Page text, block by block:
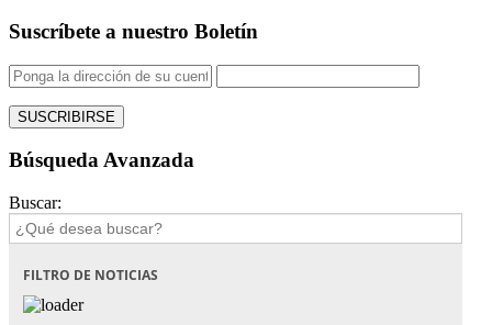
Suscríbete a nuestro Boletín
Búsqueda Avanzada
Buscar:
FILTRO DE NOTICIAS